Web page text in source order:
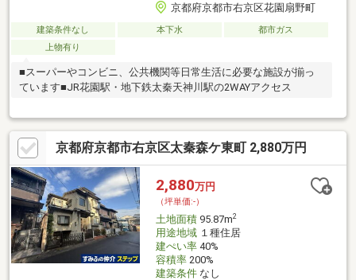
京都府京都市右京区花園扇野町
建築条件なし 本下水
都市ガス
上物有り
■スーパーやコンビニ、公共機関等日常生活に必要な施設が揃っ
ています■JR花園駅・地下鉄太秦天神川駅の2WAYアクセス
京都府京都市右京区太秦森ケ東町 2,880万円
2,880万円
（坪単価:-）
土地面積95.87m2
用途地域１種住居
建ぺい率40%
容積率200%
建築条件なし